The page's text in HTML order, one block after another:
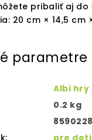
pribaliť aj
20 cm × 14,5 cm
parametre
Albi hry
0.2 kg